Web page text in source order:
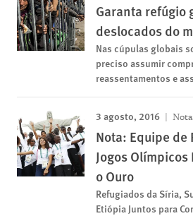
Garanta refúgio
deslocados do
Nas cúpulas globais
preciso assumir
reassentamentos e
3 agosto, 2016
Nota: Equipe de
Jogos
o Ouro
Refugiados da Síria,
Etiópia Juntos para